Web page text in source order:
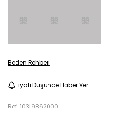
Beden Rehberi
Fiyatı Düşünce Haber Ver
Ref. 103L9862000